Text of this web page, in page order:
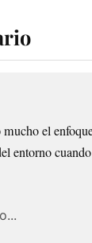
el
entorno